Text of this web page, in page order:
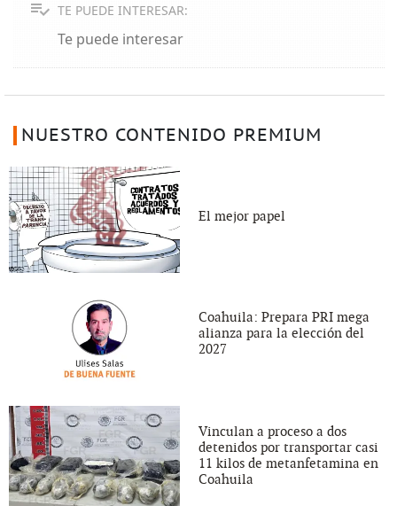
TE PUEDE INTERESAR:
Te puede interesar
NUESTRO CONTENIDO PREMIUM
El mejor papel
Coahuila: Prepara PRI mega
alianza para la elección del
2027
Vinculan a proceso a dos
detenidos por transportar casi
11 kilos de metanfetamina en
Coahuila